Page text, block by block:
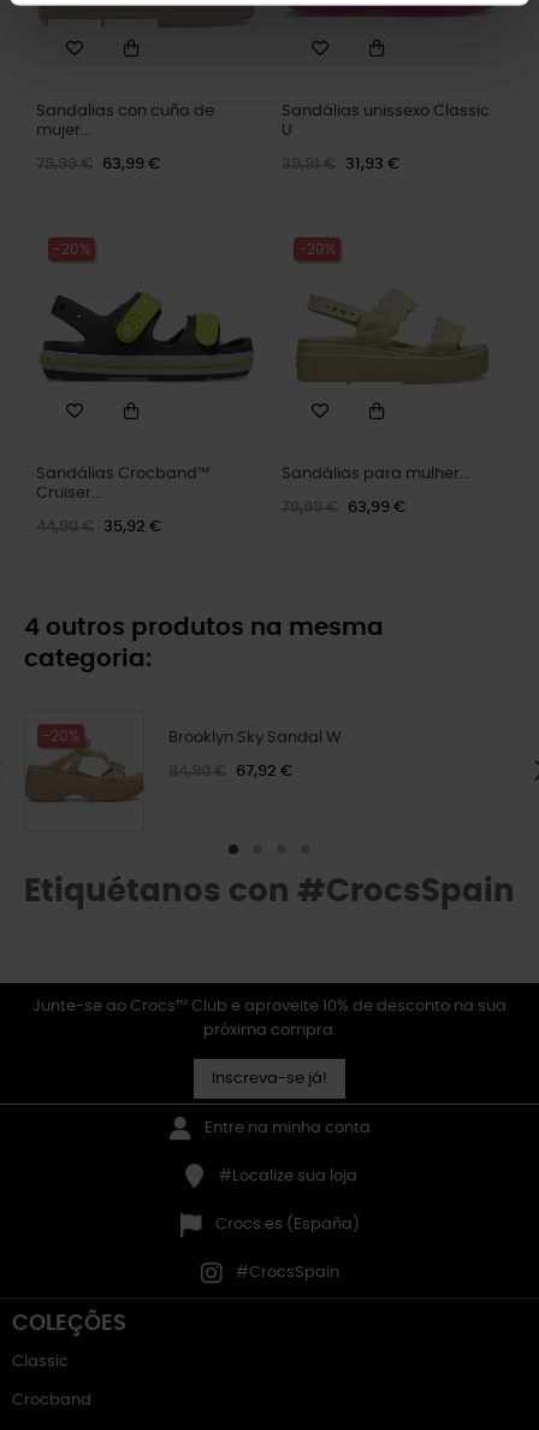
Sandalias con cuña de
mujer...
79,99 € 63,99 €
Sandálias unissexo Classic
U
39,91 € 31,93 €
-20%
Sandálias Crocband™
Cruiser...
44,90 € 35,92 €
-20%
Sandálias para mulher...
79,99 € 63,99 €
4 outros produtos na mesma
categoria:
-20% Brooklyn Sky Sandal W
84,90 € 67,92 €
Etiquétanos con #CrocsSpain
Junte-se ao Crocs™ Club e aproveite 10% de desconto na sua
próxima compra.
Inscreva-se já!
Entre na minha conta
#Localize sua loja
Crocs.es (España)
#CrocsSpain
COLEÇÕES
Classic
Crocband